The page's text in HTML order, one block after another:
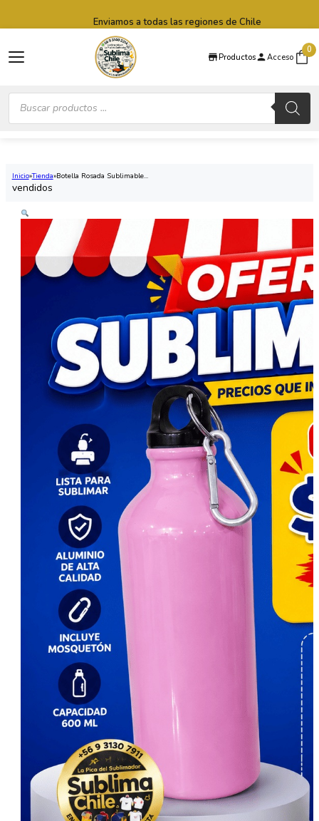
Productos Acceso
0
Búsqueda
productos
Envío express 24 a 48 horas hábiles (Lun-Vie)
Inicio Tienda Botella Rosada Sublimable...
vendidos